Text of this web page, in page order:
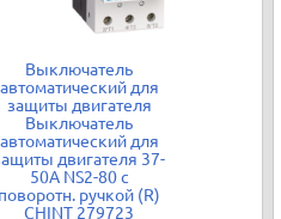
Выключатель
автоматический для
защиты двигателя
Выключатель
автоматический для
двигателя 37-
50А NS2-80 с
ручкой (R)
CHINT 279723